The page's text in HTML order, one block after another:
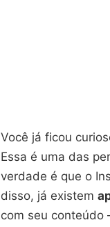
Você já ficou
Essa é uma das
verdade é que o
disso, já existem
com seu conteúdo